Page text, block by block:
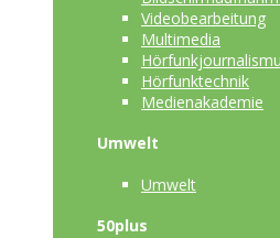
Videobearbeitung
Multimedia
Hörfunktechnik
Medienakademie
Umwelt
Umwelt
50plus